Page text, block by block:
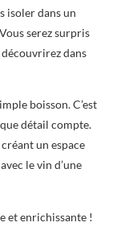
isoler dans un
serez surpris
dans
boisson. C’est
détail compte.
un espace
le vin d’une
et enrichissante !